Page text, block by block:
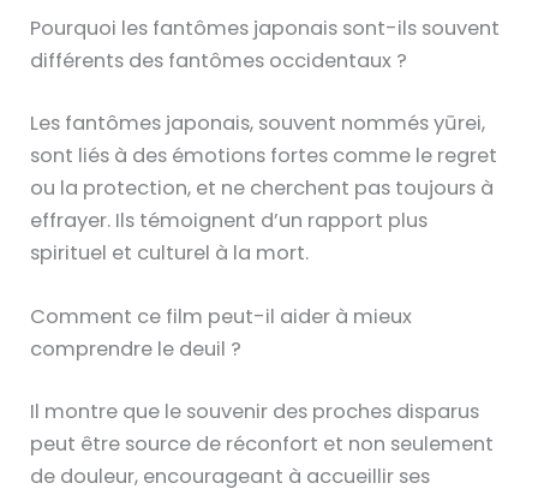
Pourquoi les fantômes japonais sont-ils souvent
différents des fantômes occidentaux ?
Les fantômes japonais, souvent nommés yūrei,
sont liés à des émotions fortes comme le regret
ou la protection, et ne cherchent pas toujours à
effrayer. Ils témoignent d’un rapport plus
spirituel et culturel à la mort.
Comment ce film peut-il aider à mieux
comprendre le deuil ?
Il montre que le souvenir des proches disparus
peut être source de réconfort et non seulement
de douleur, encourageant à accueillir ses